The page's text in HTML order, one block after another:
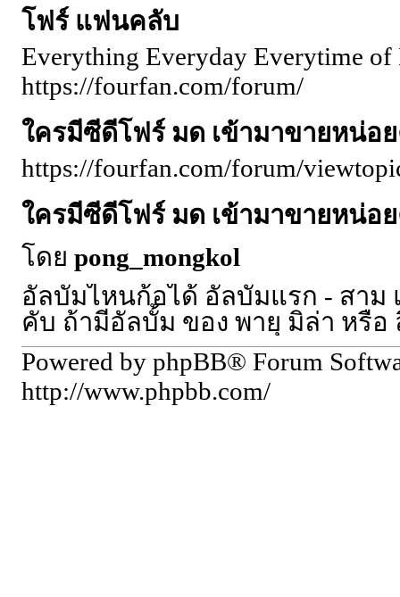
โฟร์ แฟนคลับ
Everything Everyday Everytime of
https://fourfan.com/forum/
ใครมีซีดีโฟร์ มด เข้ามาขายหน่อ
https://fourfan.com/forum/
ใครมีซีดีโฟร์ มด เข้ามาขายหน่อ
โดย pong_mongkol
อัลบั้มไหนก้อได้ อัลบั้มแรก - สาม
คับ ถ้ามีอัลบั้ม ของ พายุ มิล่า หรือ
Powered by phpBB® Forum
http://www.phpbb.com/